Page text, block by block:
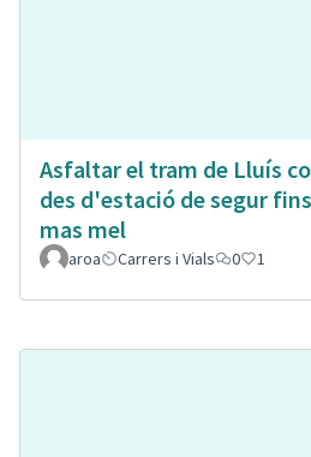
Asfaltar el tram de Lluís
des d'estació de segur
mas mel
aroa Carrers i Vials 0 1